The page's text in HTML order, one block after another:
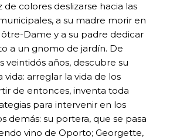
de colores deslizarse hacia las
a su madre morir en
Dame y a su padre dedicar
a un gnomo de jardín. De
veintidós años, descubre su
vida: arreglar la vida de los
de entonces, inventa toda
para intervenir en los
demás: su portera, que se pasa
vino de Oporto; Georgette,